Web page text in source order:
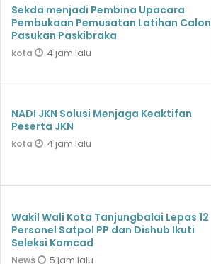
Sekda menjadi Pembina Upacara
Pembukaan Pemusatan Latihan Calon
Pasukan Paskibraka
kota 4 jam lalu
NADI JKN Solusi Menjaga Keaktifan
Peserta JKN
kota 4 jam lalu
Wakil Wali Kota Tanjungbalai Lepas 12
Personel Satpol PP dan Dishub Ikuti
Seleksi Komcad
News 5 jam lalu